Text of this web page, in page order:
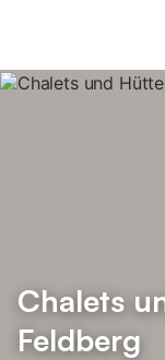
Chalets
Feldberg